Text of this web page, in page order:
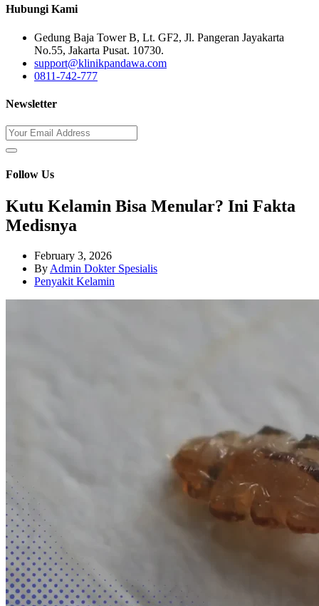
Hubungi Kami
Gedung Baja Tower B, Lt. GF2, Jl. Pangeran Jayakarta
No.55, Jakarta Pusat. 10730.
support@klinikpandawa.com
0811-742-777
Newsletter
Follow Us
Kutu Kelamin Bisa Menular? Ini Fakta
Medisnya
February 3, 2026
By Admin Dokter Spesialis
Penyakit Kelamin